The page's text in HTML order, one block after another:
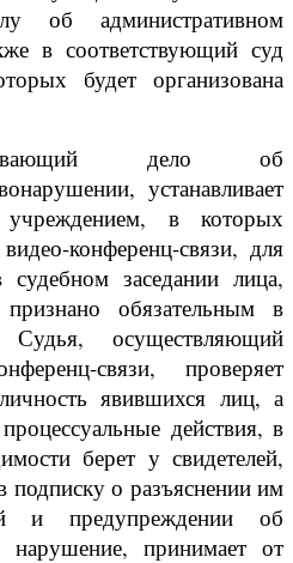
об административном
в соответствующий суд
будет организована
дело об
устанавливает
в которых
конференц-связи, для
судебном заседании лица,
признано обязательным в
Судья, осуществляющий
связи, проверяет
явившихся лиц, а
действия, в
берет у свидетелей,
подписку о разъяснении им
и предупреждении об
нарушение, принимает от